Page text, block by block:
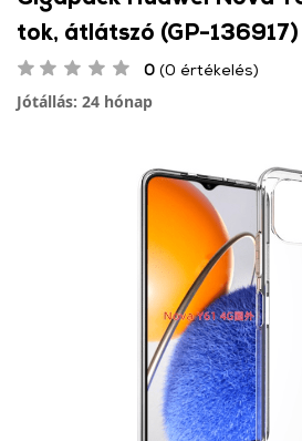
tok, átlátszó (GP-136917)
0 (0 értékelés)
Jótállás: 24 hónap